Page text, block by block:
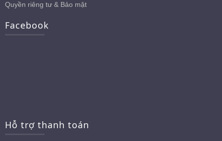
Quyền riêng tư & Bảo mật
Facebook
Hỗ trợ thanh toán